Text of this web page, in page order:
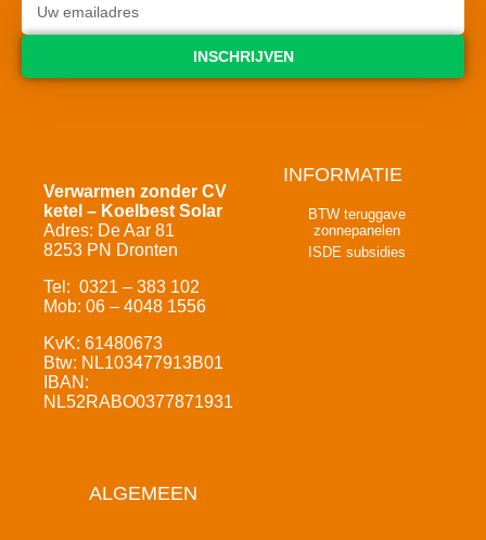
INSCHRIJVEN
Verwarmen zonder CV
ketel – Koelbest Solar
Adres: De Aar 81
8253 PN Dronten
Tel: 0321 – 383 102
Mob: 06 – 4048 1556
KvK: 61480673
Btw: NL103477913B01
IBAN:
NL52RABO0377871931
INFORMATIE
BTW teruggave
zonnepanelen
ISDE subsidies
ALGEMEEN